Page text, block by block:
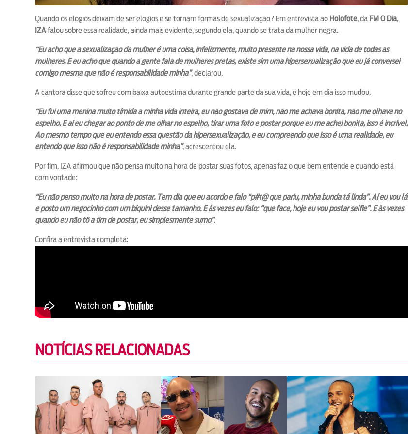
Quando os elogios deixam de ser elogios e se tornam formas de sexualização? Em entrevista ao Holofote, da FM O Dia,
IZAfalou sobre essa realidade, ainda mais evidente, segundo ela, quando se trata da mulher negra.
“Eu acho que a sexualização da mulher é uma coisa, infelizmente, muito presente na nossa vida, na vida de todas as
mulheres. E eu acho que quando a gente fala de mulheres pretas, existe sim uma hipersexualização que eu já conversei
comigo mesma que não é responsabilidade minha”, declarou.
A cantora disse que sofreu com baixa autoestima durante grande parte da sua vida, e hoje em dia isso mudou.
“Eu fui uma menina muito tímida a minha vida inteira, eu não gostava de mim, não me achava bonita, não me olhava no
espelho. E aí eu chegar ao ponto de me olhar no espelho, tirar uma foto e postar porque eu me achei bonita, isso é incrível.
Ao mesmo tempo que eu entendo essa questão da hipersexualização, e eu compreendo que isso é uma realidade, eu
entendo que isso não é responsabilidade minha”, acrescentou ela.
Por fim, IZA afirmou que não pensa muito na hora de postar suas fotos, apenas faz o que bem entende e quando está
com vontade:
“Eu não penso muito na hora de postar. Tem dia que eu acordo e falo “p#t@ que pariu, minha bunda tá linda”. Aí eu vou lá
e posto um negocinho com um biquíni desse tamanho. E às vezes eu falo: “que face, hoje eu vou postar selfie”. E às vezes
quando eu não tô a fim de postar, eu simplesmente sumo”.
Confira a entrevista completa:
NOTÍCIAS RELACIONADAS